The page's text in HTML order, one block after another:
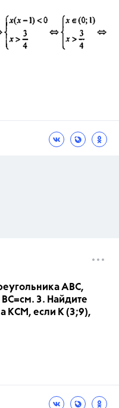
АВС,
ВС=см. 3. Найдите
КСМ, если К (3;9),